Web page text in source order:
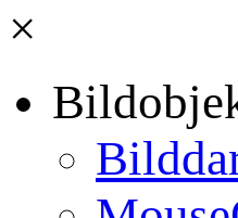
×